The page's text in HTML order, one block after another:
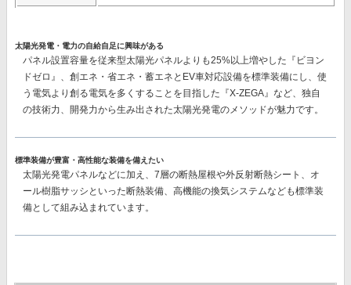
太陽光発電・電力の自給自足に興味がある
パネル設置容量を従来型太陽光パネルよりも25%以上増やした『ビヨン
ドゼロ』、創エネ・省エネ・蓄エネとEV車対応設備を標準装備にし、使
う電気より創る電気を多くすることを目指した『X-ZEGA』など、独自
の技術力、開発力から生み出された太陽光発電のメソッドが魅力です。
標準装備が豊富・高性能な装備を備えたい
太陽光発電パネルなどに加え、7層の断熱屋根や外反射断熱シート、オ
ール樹脂サッシといった断熱装備、高機能の換気システムなども標準装
備として組み込まれています。